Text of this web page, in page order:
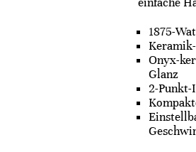
1875-
Onyx-
Glanz
2-Punkt-